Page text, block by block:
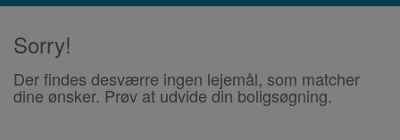
Sorry!
Der findes desværre ingen lejemål, som matcher
dine ønsker. Prøv at udvide din boligsøgning.